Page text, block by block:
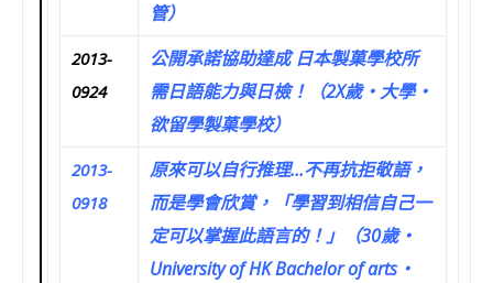
管）
2013-
0924
公開承諾協助達成 日本製菓學校所
需日語能力與日檢！（2X歲‧大學‧
欲留學製菓學校）
2013-
0918
原來可以自行推理…不再抗拒敬語，
而是學會欣賞，「學習到相信自己一
定可以掌握此語言的！」（30歲‧
University of HK Bachelor of arts‧